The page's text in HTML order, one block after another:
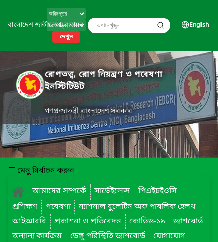
বাংলাদেশ জাতীয় তথ্য বাতায়ন
দেখুন
English
রোগতত্ত্ব, রোগ নিয়ন্ত্রণ ও গবেষণা
ইনস্টিটিউট
গণপ্রজাতন্ত্রী বাংলাদেশ সরকার
মেনু নির্বাচন করুন
আমাদের সম্পর্কে
সার্ভেইলেন্স
পিএইচইওসি
প্রশিক্ষণ
গবেষণা
ন্যাশনাল বুলেটিন অফ পাবলিক হেলথ
আইআরবি
প্রকাশনা ও প্রতিবেদন কোভিড-১৯
ড্যাশবোর্ড
অন্যান্য কার্যক্রম
ডেঙ্গু পরিস্থিতি ড্যাশবোর্ড যোগাযোগ